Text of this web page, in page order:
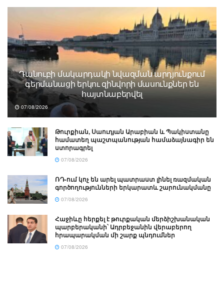
Դանուբի մակարդակի նվազման արդյունքում
գերմանացի երկու զինվորի մասունքներ են
հայտնաբերվել
07/08/2026
Թուրքիան, Սաուդյան Արաբիան և Պակիստանը
համատեղ պաշտպանության համաձայնագիր են
ստորագրել
07/08/2026
ՌԴ-ում կոչ են արել պատրաստ լինել ռազմական
գործողությունների երկարատև շարունակմանը
07/08/2026
Հաջիևը հերքել է թուրքական մերձիշխանական
պարբերականի՝ Ադրբեջանին վերաբերող
հրապարակման մի շարք պնդումներ
07/08/2026